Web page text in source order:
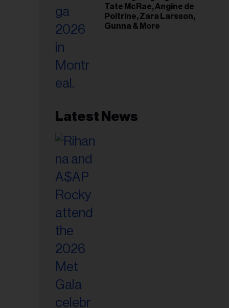
Tate McRae, Angine de
Poitrine, Zara Larsson,
Gunna & More
Latest News